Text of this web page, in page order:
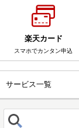
楽天カード
スマホでカンタン申込
サービス一覧